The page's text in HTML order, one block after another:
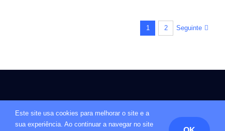
1 2 Seguinte
Política de Privacidade e Cookies
Este site usa cookies para melhorar o site e a
sua experiência. Ao continuar a navegar no site